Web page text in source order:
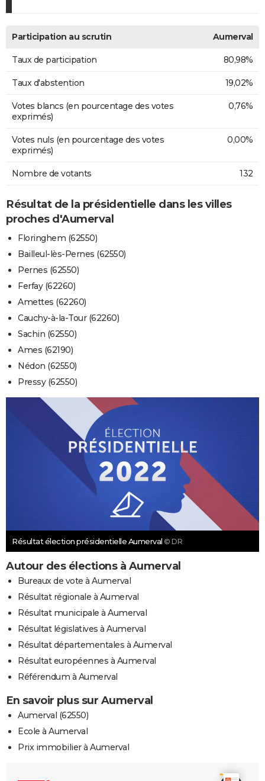
Participation au scrutin Aumerval
Taux de participation 80,98%
Taux d'abstention 19,02%
Votes blancs (en pourcentage des votes
exprimés)
0,76%
Votes nuls (en pourcentage des votes
exprimés)
0,00%
Nombre de votants 132
Résultat de la présidentielle dans les villes
proches d'Aumerval
Floringhem (62550)
Bailleul-lès-Pernes (62550)
Pernes (62550)
Ferfay (62260)
Amettes (62260)
Cauchy-à-la-Tour (62260)
Sachin (62550)
Ames (62190)
Nédon (62550)
Pressy (62550)
Résultat élection présidentielle Aumerval © DR
Autour des élections à Aumerval
Bureaux de vote à Aumerval
Résultat régionale à Aumerval
Résultat municipale à Aumerval
Résultat législatives à Aumerval
Résultat départementales à Aumerval
Résultat européennes à Aumerval
Référendum à Aumerval
En savoir plus sur Aumerval
Aumerval (62550)
Ecole à Aumerval
Prix immobilier à Aumerval